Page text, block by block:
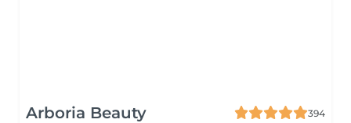
Arboria Beauty
394